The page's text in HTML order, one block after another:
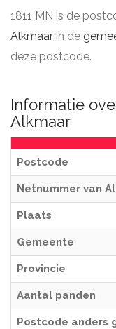
1811 MN is de
Alkmaar in de
deze postcode.
Informatie
Alkmaar
Postcode
Netnummer van
Plaats
Gemeente
Provincie
Aantal panden
Postcode anders